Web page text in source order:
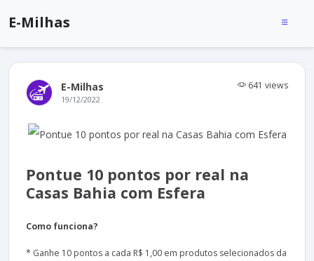
E-Milhas
E-Milhas 641 views
19/12/2022
Pontue 10 pontos por real na
Casas Bahia com Esfera
Como funciona?
* Ganhe 10 pontos a cada R$ 1,00 em produtos selecionados da